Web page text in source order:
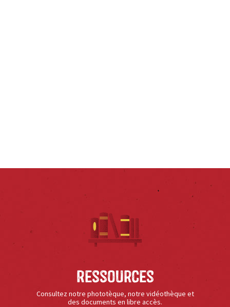
Ressources
Consultez notre phototèque, notre vidéothèque et
des documents en libre accès.